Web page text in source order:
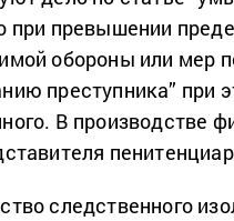
при превышении
обороны или мер
преступника” при
В производстве
следственного